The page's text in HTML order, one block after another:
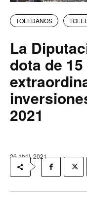
TOLEDANOS
La
dota de
2021
26 abril, 2021